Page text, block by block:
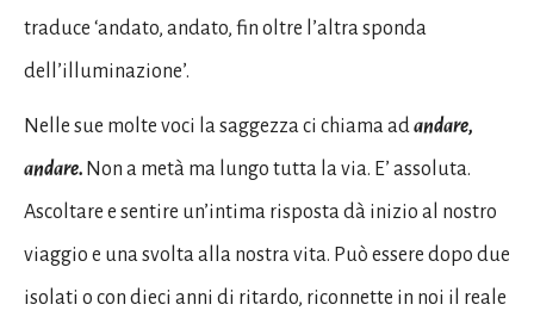
traduce ‘andato, andato, fin oltre l’altra sponda
dell’illuminazione’.
Nelle sue molte voci la saggezza ci chiama adandare,
andare. Non a metà ma lungo tutta la via. E’ assoluta.
Ascoltare e sentire un’intima risposta dà inizio al nostro
viaggio e una svolta alla nostra vita. Può essere dopo due
isolati o con dieci anni di ritardo, riconnette in noi il reale